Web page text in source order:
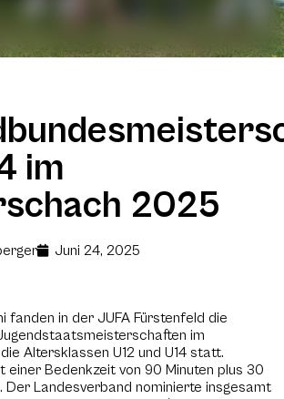
im
2025
Juni 24, 2025
fanden in der JUFA Fürstenfeld die
im
Altersklassen U12 und U14 statt.
einer Bedenkzeit von 90 Minuten plus 30
Der Landesverband nominierte insgesamt